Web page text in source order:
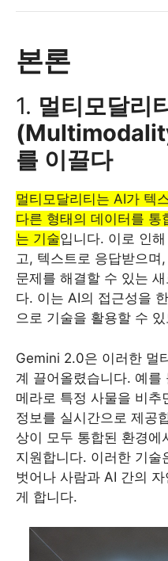
본론
1. 멀티모달리티
를 이끌다
멀티모달리티는 AI가 텍
다른 형태의 데이터를
는 기술입니다. 이로 인
고, 텍스트로 응답받으며
문제를 해결할 수 있는
다. 이는 AI의 접근성을
으로 기술을 활용할 수
Gemini 2.0은 이러한 멀
계 끌어올렸습니다. 예
메라로 특정 사물을 비추
정보를 실시간으로 제공
상이 모두 통합된 환경에
지원합니다. 이러한 기술
벗어나 사람과 AI 간의
게 합니다.